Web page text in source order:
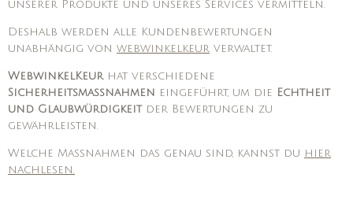
unserer Produkte und unseres Services vermitteln.
Deshalb werden alle Kundenbewertungen
unabhängig von webwinkelkeur verwaltet.
WebwinkelKeurhat verschiedene
Sicherheitsmaßnahmen eingeführt, um die Echtheit
und Glaubwürdigkeitder Bewertungen zu
gewährleisten.
Welche Maßnahmen das genau sind, kannst du hier
nachlesen.